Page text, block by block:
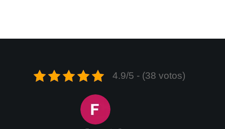
4.9/5 - (38 votos)